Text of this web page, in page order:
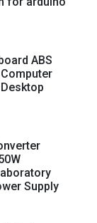
ABS
Supply